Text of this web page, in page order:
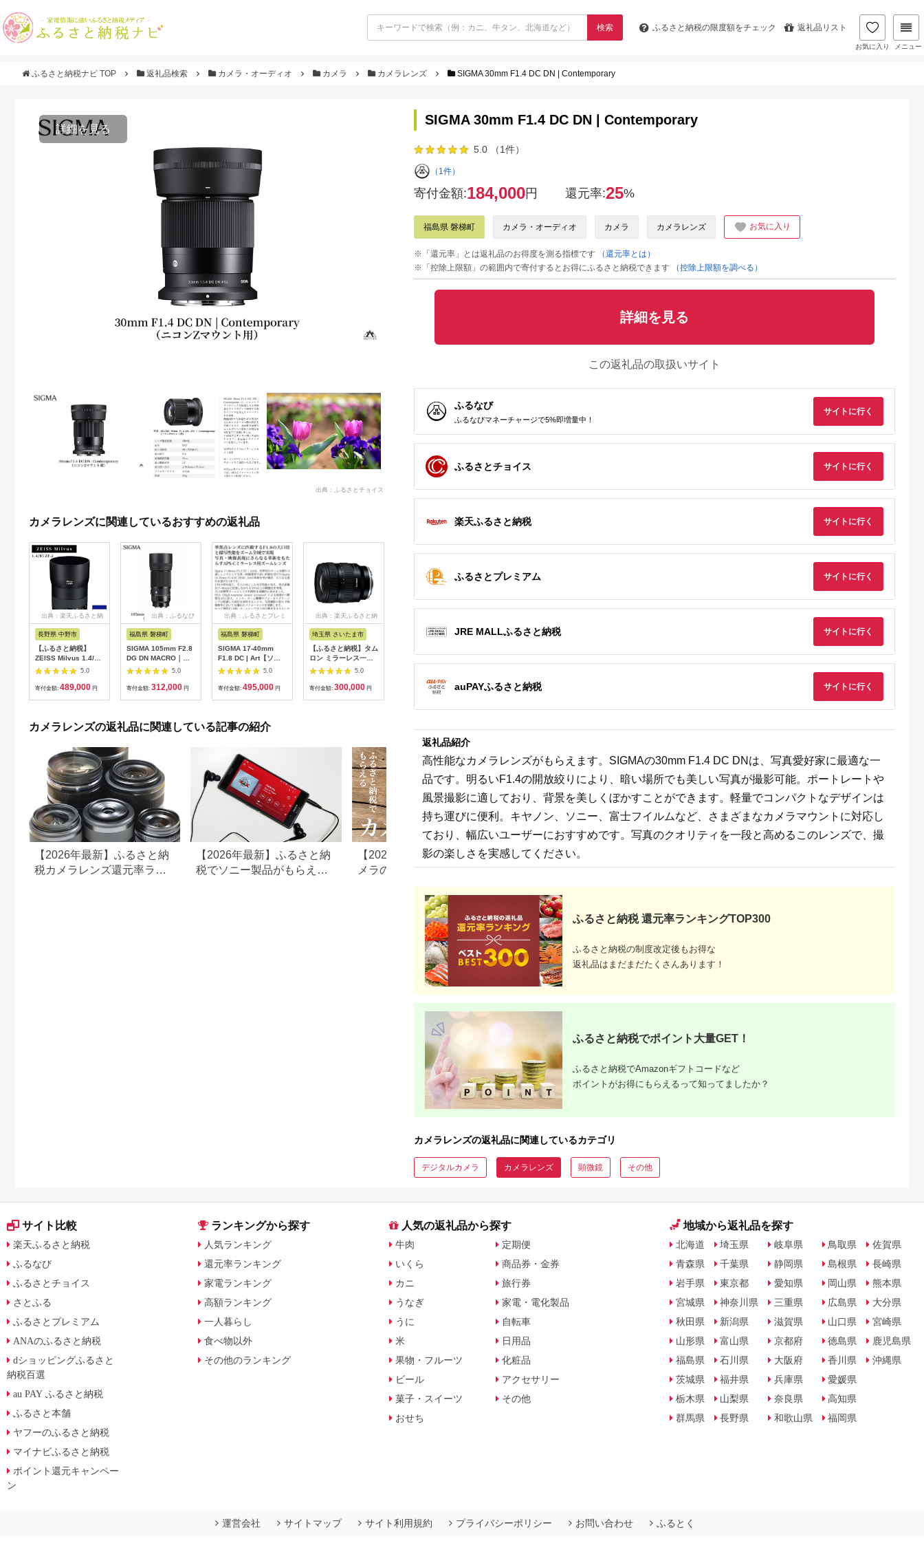
検索 ふるさと納税の限度額をチェック 返礼品リスト
お気に入り メニュー
ふるさと納税ナビ TOP 返礼品検索 カメラ・オーディオ カメラ カメラレンズ SIGMA 30mm F1.4 DC DN | Contemporary
詳細を見る
出典：ふるさとチョイス
カメラレンズに関連しているおすすめの返礼品
出典：楽天ふるさと納
税
長野県 中野市
【ふるさと納税】
ZEISS Milvus 1.4/85
ZF.2【1214176】
5.0
寄付金額: 489,000 円
出典：ふるなび
福島県 磐梯町
SIGMA 105mm F2.8
DG DN MACRO｜
Art【ソニーEマウン
5.0
寄付金額: 312,000 円
出典：ふるさとプレミ
アム
福島県 磐梯町
SIGMA 17-40mm
F1.8 DC | Art【ソニ
ーEマウント用】
5.0
寄付金額: 495,000 円
出典：楽天ふるさと納
税
埼玉県 さいたま市
【ふるさと納税】タム
ロン ミラーレス一眼
用交換レンズ 20-
40mm F/2.8 Di III
VXD （ソニーEマウ
5.0
寄付金額: 300,000 円
福島県 磐梯町
330,000円
ス
福島県 磐梯町
寄付金額:264,000
出典：楽天ふるさと納
【ふるさと納税】タム
RXD（ソニーEマウン
円
出典：楽天ふるさと
長野県 中野市
【ふるさと納税】
寄付金額:
カメラレンズの返礼品に関連している記事の紹介
【2026年最新】ふるさと納
税カメラレンズ還元率ラン
【2026年最新】ふるさと納
税でソニー製品がもらえ
【2026年】ふるさと納税カ
メラのおすすめ返礼品！人
気のソニー、キヤノンも
ふるさと納税でテレビやダ
イソンの掃除機！長野県伊
那市返礼品の全て
SIGMA 30mm F1.4 DC DN | Contemporary
5.0 （1件）
（1件）
寄付金額:184,000円 還元率:25%
福島県 磐梯町 カメラ・オーディオ カメラ カメラレンズ お気に入り
※「還元率」とは返礼品のお得度を測る指標です
（還元率とは）
※「控除上限額」の範囲内で寄付するとお得にふるさと納税できます
（控除上限額を調べる）
詳細を見る
この返礼品の取扱いサイト
ふるなび
ふるなびマネーチャージで5%即増量中！
サイトに行く
ふるさとチョイス サイトに行く
楽天ふるさと納税 サイトに行く
ふるさとプレミアム サイトに行く
JRE MALLふるさと納税 サイトに行く
auPAYふるさと納税 サイトに行く
返礼品紹介
高性能なカメラレンズがもらえます。SIGMAの30mm F1.4 DC DNは、写真愛好家に最適な一
品です。明るいF1.4の開放絞りにより、暗い場所でも美しい写真が撮影可能。ポートレートや
風景撮影に適しており、背景を美しくぼかすことができます。軽量でコンパクトなデザインは
持ち運びに便利。キヤノン、ソニー、富士フイルムなど、さまざまなカメラマウントに対応し
ており、幅広いユーザーにおすすめです。写真のクオリティを一段と高めるこのレンズで、撮
影の楽しさを実感してください。
ふるさと納税 還元率ランキングTOP300
ふるさと納税の制度改定後もお得な
返礼品はまだまだたくさんあります！
ふるさと納税でポイント大量GET！
ふるさと納税でAmazonギフトコードなど
ポイントがお得にもらえるって知ってましたか？
カメラレンズの返礼品に関連しているカテゴリ
デジタルカメラ カメラレンズ 顕微鏡 その他
サイト比較
楽天ふるさと納税
ふるなび
ふるさとチョイス
さとふる
ふるさとプレミアム
ANAのふるさと納税
dショッピングふるさと
納税百選
au PAY ふるさと納税
ふるさと本舗
ヤフーのふるさと納税
マイナビふるさと納税
ポイント還元キャンペー
ン
ランキングから探す
人気ランキング
還元率ランキング
家電ランキング
高額ランキング
一人暮らし
食べ物以外
その他のランキング
人気の返礼品から探す
牛肉
いくら
カニ
うなぎ
うに
米
果物・フルーツ
ビール
菓子・スイーツ
おせち
定期便
商品券・金券
旅行券
家電・電化製品
自転車
日用品
化粧品
アクセサリー
その他
地域から返礼品を探す
北海道
青森県
岩手県
宮城県
秋田県
山形県
福島県
茨城県
栃木県
群馬県
埼玉県
千葉県
東京都
神奈川県
新潟県
富山県
石川県
福井県
山梨県
長野県
岐阜県
静岡県
愛知県
三重県
滋賀県
京都府
大阪府
兵庫県
奈良県
和歌山県
鳥取県
島根県
岡山県
広島県
山口県
徳島県
香川県
愛媛県
高知県
福岡県
佐賀県
長崎県
熊本県
大分県
宮崎県
鹿児島県
沖縄県
運営会社 サイトマップ サイト利用規約 プライバシーポリシー お問い合わせ ふるとく